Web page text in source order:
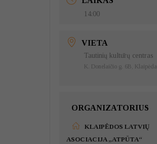
14:00
VIETA
Tautinių kultūrų centras
K. Donelaičio g. 6B, Klaipėda
ORGANIZATORIUS
KLAIPĖDOS LATVIŲ
ASOCIACIJA „ATPŪTA“